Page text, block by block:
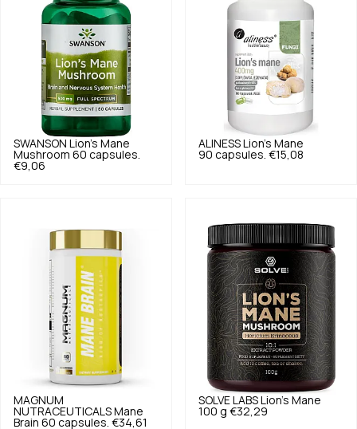
SWANSON
Lion's Mane
Mushroom 60 capsules.
€9,06
ALINESS
Lion's Mane
90 capsules. €15,08
MAGNUM
NUTRACEUTICALS Mane
Brain 60 capsules. €34,61
SOLVE LABS Lion's Mane
100 g €32,29